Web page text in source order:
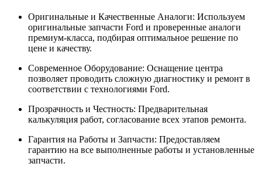
Оригинальные и Качественные Аналоги: Используем
оригинальные запчасти Ford и проверенные аналоги
премиум-класса, подбирая оптимальное решение по
цене и качеству.
Современное Оборудование: Оснащение центра
позволяет проводить сложную диагностику и ремонт в
соответствии с технологиями Ford.
Прозрачность и Честность: Предварительная
калькуляция работ, согласование всех этапов ремонта.
Гарантия на Работы и Запчасти: Предоставляем
гарантию на все выполненные работы и установленные
запчасти.